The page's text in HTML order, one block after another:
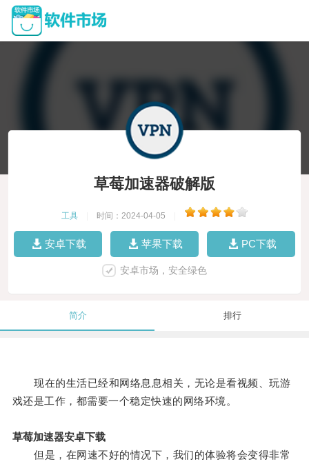
草莓加速器破解版
工具 时间：2024-04-05
安卓下载 苹果下载 PC下载
安卓市场，安全绿色
简介 排行
现在的生活已经和网络息息相关，无论是看视频、玩游
戏还是工作，都需要一个稳定快速的网络环境。
草莓加速器安卓下载
但是，在网速不好的情况下，我们的体验将会变得非常